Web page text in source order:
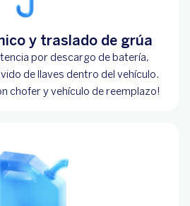
y traslado de grúa
por descargo de batería,
de llaves dentro del vehículo.
chofer y vehículo de reemplazo!